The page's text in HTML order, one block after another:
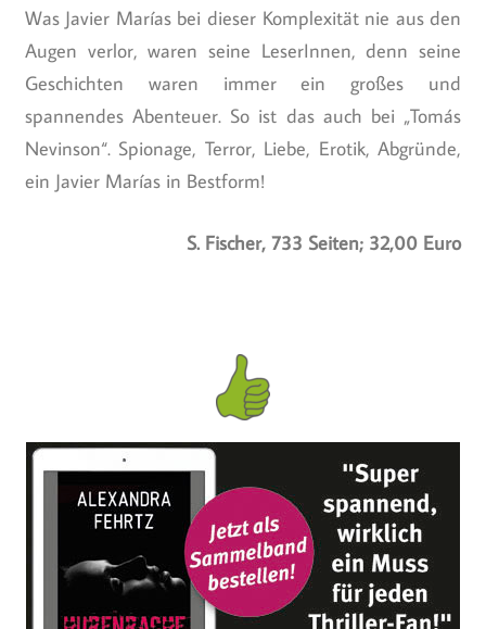
Was Javier Marías bei dieser Komplexität nie aus den
Augen verlor, waren seine LeserInnen, denn seine
Geschichten waren immer ein großes und
spannendes Abenteuer. So ist das auch bei „Tomás
Nevinson“. Spionage, Terror, Liebe, Erotik, Abgründe,
ein Javier Marías in Bestform!
S. Fischer, 733 Seiten; 32,00 Euro